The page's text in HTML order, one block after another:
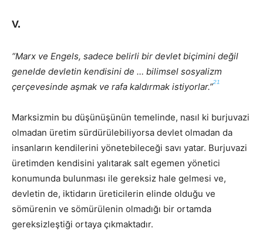
V.
“Marx ve Engels, sadece belirli bir devlet biçimini değil
genelde devletin kendisini de … bilimsel sosyalizm
çerçevesinde aşmak ve rafa kaldırmak istiyorlar.”21
Marksizmin bu düşünüşünün temelinde, nasıl ki burjuvazi
olmadan üretim sürdürülebiliyorsa devlet olmadan da
insanların kendilerini yönetebileceği savı yatar. Burjuvazi
üretimden kendisini yalıtarak salt egemen yönetici
konumunda bulunması ile gereksiz hale gelmesi ve,
devletin de, iktidarın üreticilerin elinde olduğu ve
sömürenin ve sömürülenin olmadığı bir ortamda
gereksizleştiği ortaya çıkmaktadır.